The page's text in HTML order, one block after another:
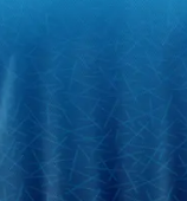
devant au bas du